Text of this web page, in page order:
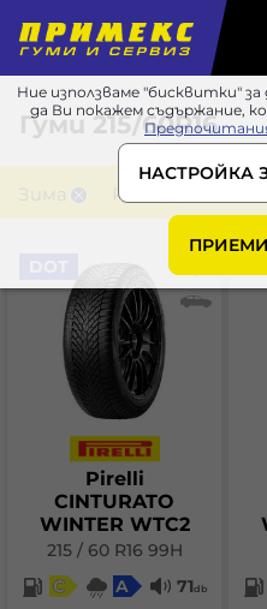
Ние използваме "бисквитки"
да Ви покажем съдържание,
НАСТРОЙКА
Гуми215/60R16
Зима Pirelli
Pirelli
CINTURATO
WINTER WTC2
215 / 60 R16 99H
C
A 71db